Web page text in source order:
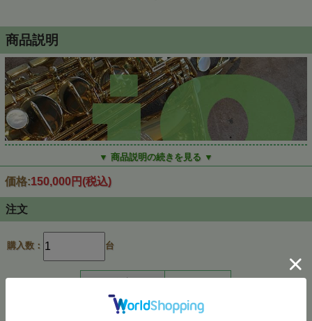
商品説明
▼ 商品説明の続きを見る ▼
価格:150,000円 (税込)
注文
購入数： 台